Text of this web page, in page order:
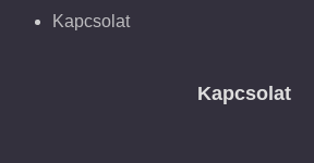
Kapcsolat
Kapcsolat